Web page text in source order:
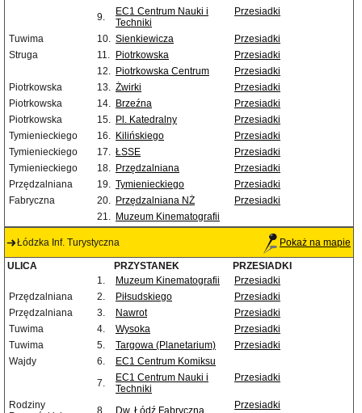
9.
EC1 Centrum Nauki i
Techniki
Przesiadki
Tuwima 10. Sienkiewicza
Przesiadki
Struga
11. Piotrkowska
Przesiadki
12. Piotrkowska Centrum
Przesiadki
Piotrkowska
13. Żwirki
Przesiadki
Piotrkowska
14. Brzeźna
Przesiadki
Piotrkowska
15. Pl. Katedralny
Przesiadki
Tymienieckiego
16. Kilińskiego
Przesiadki
Tymienieckiego
17. ŁSSE
Przesiadki
Tymienieckiego
18. Przędzalniana
Przesiadki
Przędzalniana
19. Tymienieckiego
Przesiadki
Fabryczna
20. Przędzalniana NŻ
Przesiadki
21. Muzeum Kinematografii
Łódzka Inf. Turystyczna Pokaż na mapie
ULICA PRZYSTANEK
PRZESIADKI
1.
Muzeum Kinematografii
Przesiadki
Przędzalniana
2. Piłsudskiego
Przesiadki
Przędzalniana
3. Nawrot
Przesiadki
Tuwima
4. Wysoka
Przesiadki
Tuwima
5. Targowa (Planetarium)
Przesiadki
Wajdy
6.
EC1 Centrum Komiksu
7.
EC1 Centrum Nauki i
Techniki
Przesiadki
Rodziny
8. Dw. Łódź Fabryczna Przesiadki